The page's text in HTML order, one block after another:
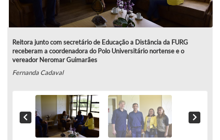
Reitora junto com secretário de Educação a Distância da FURG
receberam a coordenadora do Polo Universitário nortense e o
vereador Neromar Guimarães
Fernanda Cadaval